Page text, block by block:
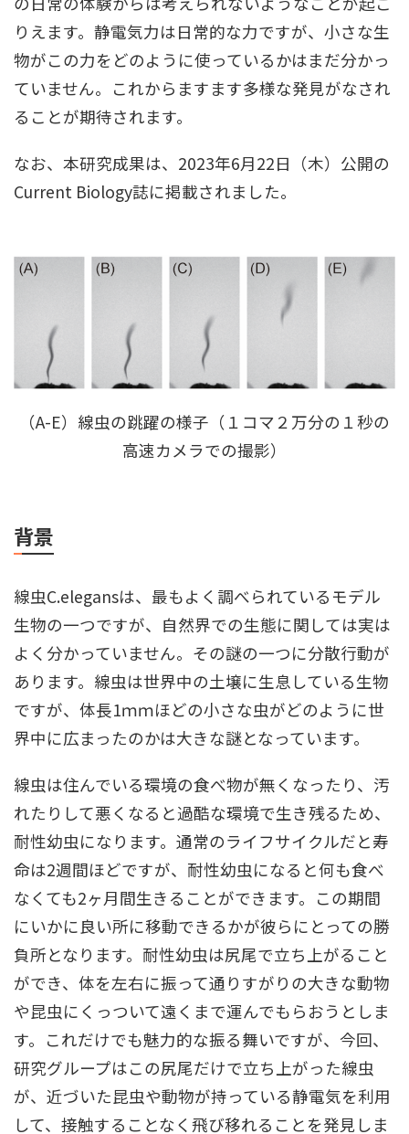
りえます。静電気力は日常的な力ですが、小さな生
物がこの力をどのように使っているかはまだ分かっ
ていません。これからますます多様な発見がなされ
ることが期待されます。
なお、本研究成果は、2023年6月22日（木）公開の
Current Biology誌に掲載されました。
（A-E）線虫の跳躍の様子（１コマ２万分の１秒の
高速カメラでの撮影）
背景
線虫C.elegansは、最もよく調べられているモデル
生物の一つですが、自然界での生態に関しては実は
よく分かっていません。その謎の一つに分散行動が
あります。線虫は世界中の土壌に生息している生物
ですが、体長1ｍｍほどの小さな虫がどのように世
界中に広まったのかは大きな謎となっています。
線虫は住んでいる環境の食べ物が無くなったり、汚
れたりして悪くなると過酷な環境で生き残るため、
耐性幼虫になります。通常のライフサイクルだと寿
命は2週間ほどですが、耐性幼虫になると何も食べ
なくても2ヶ月間生きることができます。この期間
にいかに良い所に移動できるかが彼らにとっての勝
負所となります。耐性幼虫は尻尾で立ち上がること
ができ、体を左右に振って通りすがりの大きな動物
や昆虫にくっついて遠くまで運んでもらおうとしま
す。これだけでも魅力的な振る舞いですが、今回、
研究グループはこの尻尾だけで立ち上がった線虫
が、近づいた昆虫や動物が持っている静電気を利用
して、接触することなく飛び移れることを発見しま